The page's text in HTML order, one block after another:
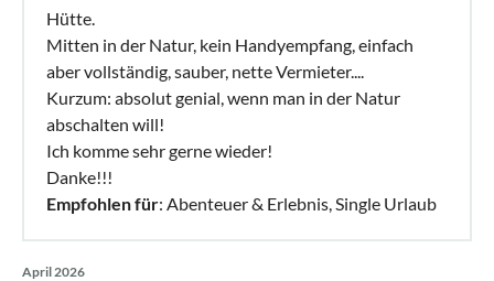
Hütte.
Mitten in der Natur, kein Handyempfang, einfach
aber vollständig, sauber, nette Vermieter....
Kurzum: absolut genial, wenn man in der Natur
abschalten will!
Ich komme sehr gerne wieder!
Danke!!!
Empfohlen für: Abenteuer & Erlebnis, Single Urlaub
April 2026